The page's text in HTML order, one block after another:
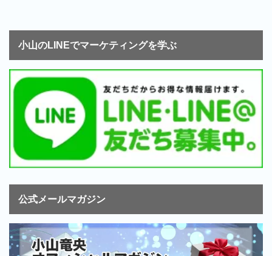
小山のLINEでマーケティングを学ぶ
公式メールマガジン